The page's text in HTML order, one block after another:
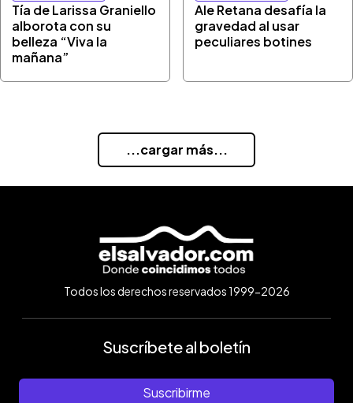
Tía de Larissa Graniello
alborota con su
belleza “Viva la
mañana”
Ale Retana desafía la
gravedad al usar
peculiares botines
...cargar más...
Todos los derechos reservados 1999-2026
Suscríbete al boletín
Suscribirme